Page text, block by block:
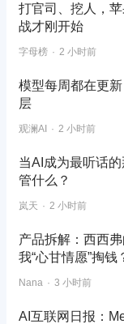
打官司、挖人，
战才刚开始
字母榜 2 小时前
模型每周都在更
层
观澜AI 2 小时前
当AI成为最听话
管什么？
岚天 2 小时前
产品拆解：西西
我“心甘情愿”掏钱
Nana 3 小时前
AI互联网日报：